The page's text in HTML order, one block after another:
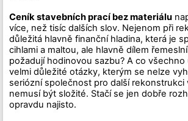
Ceník stavebních prací bez materiálu
více, než tisíc dalších slov. Nejenom při
důležitá hlavně finanční hladina, která je
cihlami a maltou, ale hlavně dílem
požadují hodinovou sazbu? A co všechno
velmi důležité otázky, kterým se nelze
seriózní společnost pro další rekonstrukci
nemusí být složité. Stačí se jen dobře
opravdu najisto.